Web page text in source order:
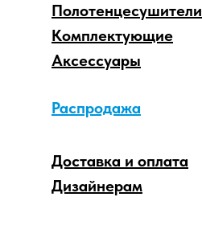
Аксессуары
Распродажа
Комплектующие
Дизайнерам
Доставка и оплата
Полотенцесушители